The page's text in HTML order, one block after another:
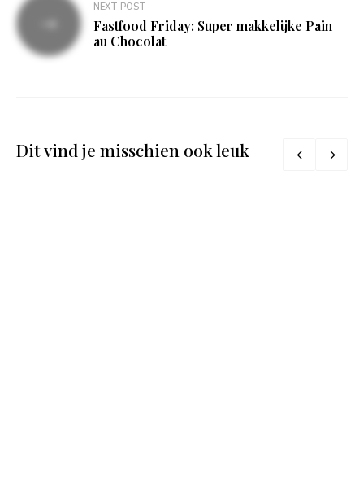
NEXT POST
Fastfood Friday: Super makkelijke Pain
au Chocolat
Dit vind je misschien ook leuk